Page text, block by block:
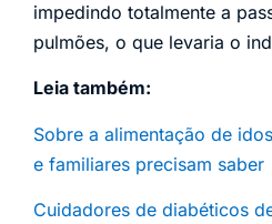
impedindo totalmente a
pulmões, o que levaria o
Leia também:
Sobre a alimentação de
e familiares precisam saber
Cuidadores de diabéticos